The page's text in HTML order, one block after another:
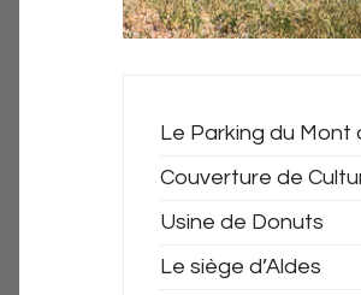
Le Parking du Mont
Couverture de
Usine de Donuts
Le siège d’Aldes